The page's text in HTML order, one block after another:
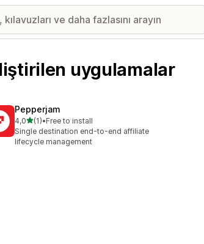
uygulamalar
Pepperjam
4,05 yıldız üzerinden
(1)
toplam 1 değerlendirme
•Free to install
Single destination end-to-end affiliate
lifecycle management